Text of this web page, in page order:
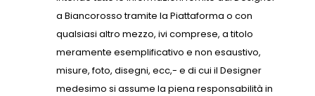
a Biancorosso tramite la Piattaforma o con
qualsiasi altro mezzo, ivi comprese, a titolo
meramente esemplificativo e non esaustivo,
misure, foto, disegni, ecc,- e di cui il Designer
medesimo si assume la piena responsabilità in